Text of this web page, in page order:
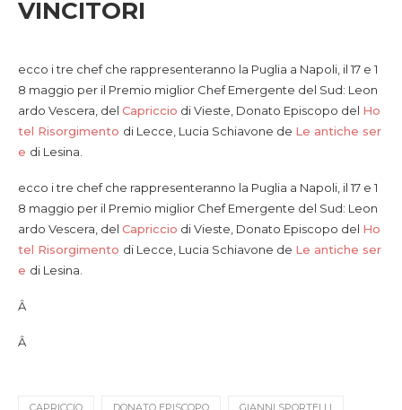
VINCITORI
Leonardo Vescera, Donato Episcopo, Lucia Schiavone
ecco i tre chef che rappresenteranno la Puglia a Napoli, il 17 e 1
8 maggio per il Premio miglior Chef Emergente del Sud: Leon
ardo Vescera, del Capriccio di Vieste, Donato Episcopo del Ho
tel Risorgimento di Lecce, Lucia Schiavone de Le antiche ser
e di Lesina.
ecco i tre chef che rappresenteranno la Puglia a Napoli, il 17 e 1
8 maggio per il Premio miglior Chef Emergente del Sud: Leon
ardo Vescera, del Capriccio di Vieste, Donato Episcopo del Ho
tel Risorgimento di Lecce, Lucia Schiavone de Le antiche ser
e di Lesina.
Â
Â
CAPRICCIO DONATO EPISCOPO GIANNI SPORTELLI